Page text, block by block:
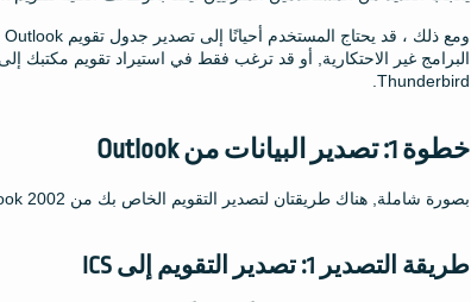
Thunderbird.
خطوة 1: تصدير البيانات من Outlook
بصورة شاملة, هناك طريقتان لتصدير التقويم الخاص بك من Outlook 2002.
طريقة التصدير 1: تصدير التقويم إلى ICS